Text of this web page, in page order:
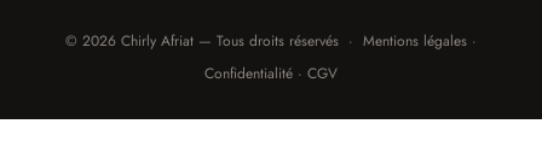
© 2026 Chirly Afriat — Tous droits réservés · Mentions légales ·
Confidentialité · CGV